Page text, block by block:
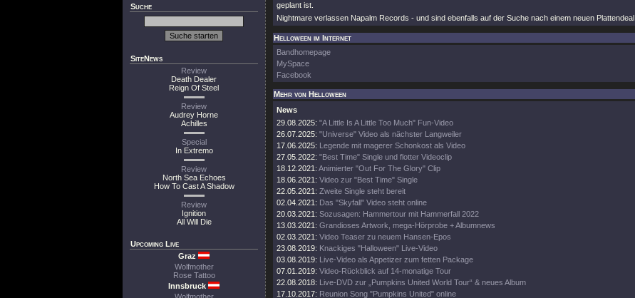
Suche
SiteNews
Review
Death Dealer
Reign Of Steel
Review
Audrey Horne
Achilles
Special
In Extremo
Review
North Sea Echoes
How To Cast A Shadow
Review
Ignition
All Will Die
Upcoming Live
Graz
Wolfmother
Rose Tattoo
Innsbruck
geplant ist.
Nightmare verlassen Napalm Records - und sind ebenfalls auf der Suche nach einem neuen Plattendeal.
Helloween im Internet
Bandhomepage
MySpace
Facebook
Mehr von Helloween
News
29.08.2025: "A Little Is A Little Too Much" Fun-Video
26.07.2025: "Universe" Video als nächster Langweiler
17.06.2025: Legende mit magerer Schonkost als Video
27.05.2022: "Best Time" Single und flotter Videoclip
18.12.2021: Animierter "Out For The Glory" Clip
18.06.2021: Video zur "Best Time" Single
22.05.2021: Zweite Single steht bereit
02.04.2021: Das "Skyfall" Video steht online
20.03.2021: Sozusagen: Hammertour mit Hammerfall 2022
13.03.2021: Grandioses Artwork, mega-Hörprobe + Albumnews
02.03.2021: Video Teaser zu neuem Hansen-Epos
23.08.2019: Knackiges "Halloween" Live-Video
03.08.2019: Live-Video als Appetizer zum fetten Package
07.01.2019: Video-Rückblick auf 14-monatige Tour
22.08.2018: Live-DVD zur „Pumpkins United World Tour“ & neues Album
17.10.2017: Reunion Song "Pumpkins United" online